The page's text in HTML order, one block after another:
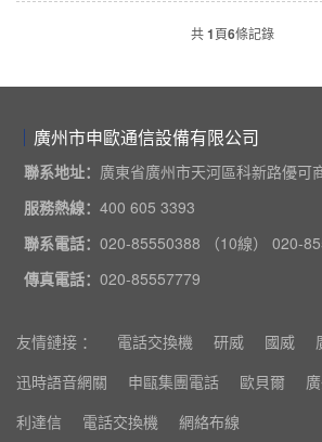
共1頁6條記錄
廣州市申歐通信設備有限公司
聯系地址： 廣東省廣州市天河區科新路優可
服務熱線： 400 605 3393
聯系電話： 020-85550388 （10線） 020-
傳真電話： 020-85557779
友情鏈接 ： 電話交換機 研威 國威
迅時語音網關
申甌集團電話 歐貝爾
利達信
電話交換機 網絡布線